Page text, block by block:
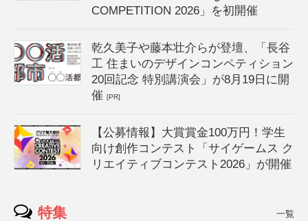
COMPETITION 2026」を初開催
乾久美子や藤本壮介らが登壇、「長谷
工 住まいのデザインコンペティション
20回記念 特別講演会」が8月19日に開
催[PR]
【公募情報】大賞賞金100万円！学生
向け創作コンテスト「サイゲームス ク
リエイティブコンテスト2026」が開催
特集 一覧